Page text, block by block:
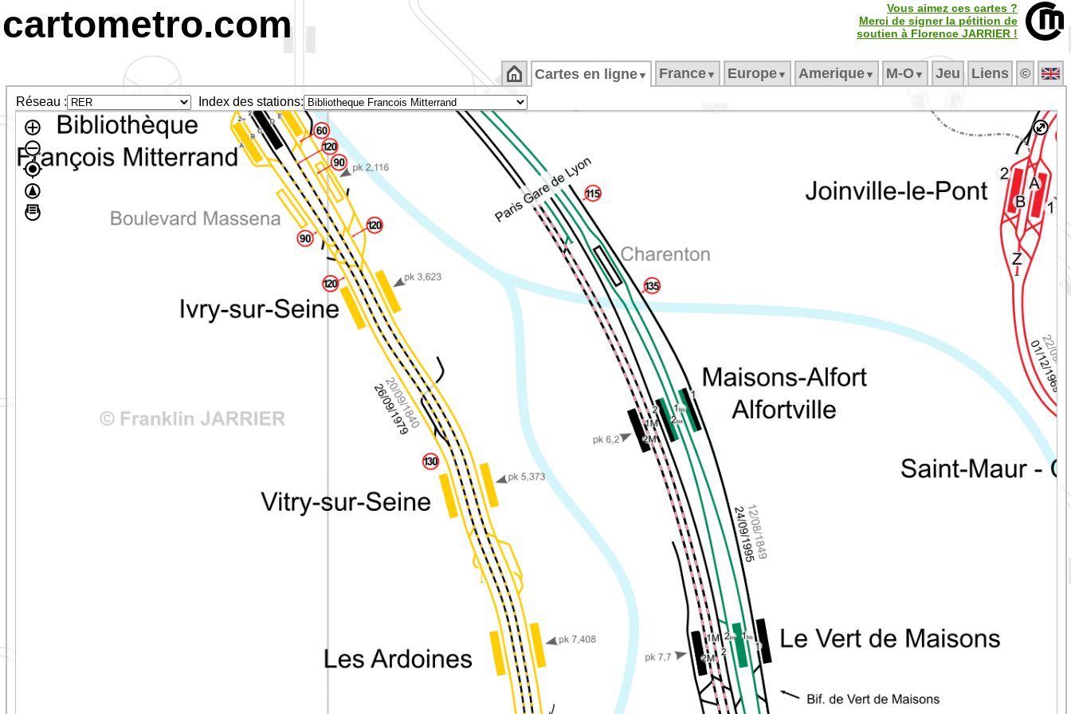
cartometro.com
Vous aimez ces cartes ?
Merci de signer la pétition de
soutien à Florence JARRIER !
Cartes en ligne ▼ France ▼ Europe ▼ Amerique ▼ M‑O ▼ Jeu Liens ©
Réseau : Index des stations: